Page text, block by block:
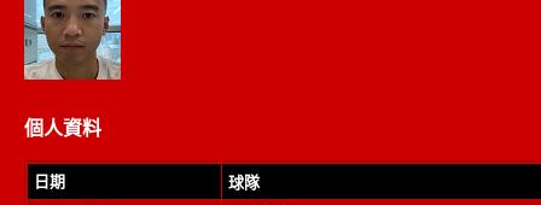
個人資料
日期
球隊